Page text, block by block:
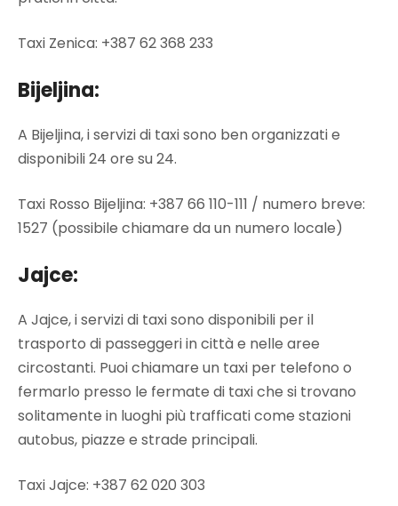
Taxi Zenica: +387 62 368 233
Bijeljina:
A Bijeljina, i servizi di taxi sono ben organizzati e
disponibili 24 ore su 24.
Taxi Rosso Bijeljina: +387 66 110-111 / numero breve:
1527 (possibile chiamare da un numero locale)
Jajce:
A Jajce, i servizi di taxi sono disponibili per il
trasporto di passeggeri in città e nelle aree
circostanti. Puoi chiamare un taxi per telefono o
fermarlo presso le fermate di taxi che si trovano
solitamente in luoghi più trafficati come stazioni
autobus, piazze e strade principali.
Taxi Jajce: +387 62 020 303